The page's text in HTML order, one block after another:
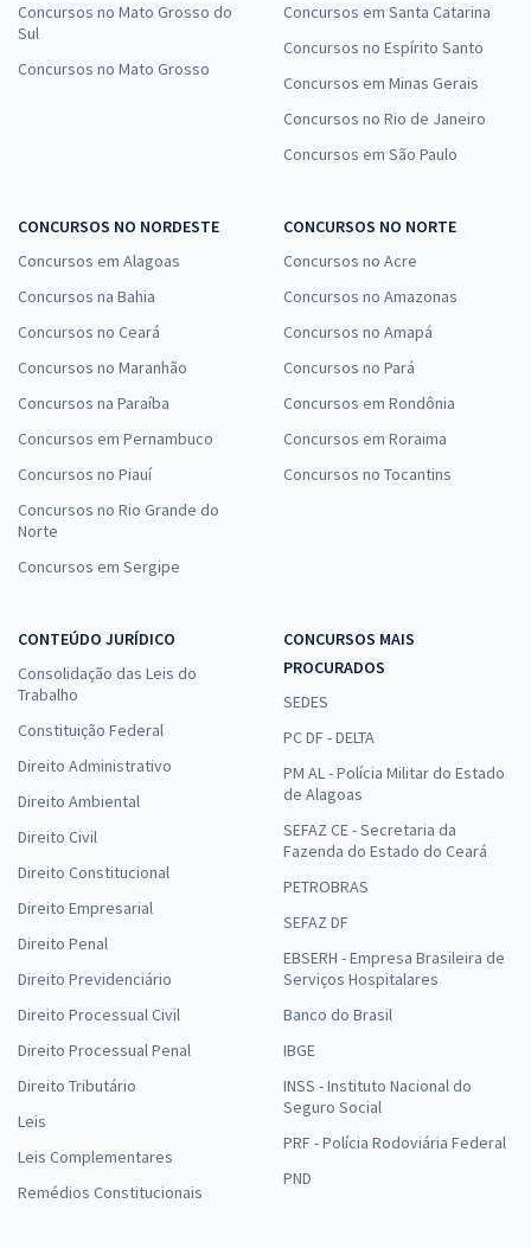
Concursos no Mato Grosso do
Sul
Concursos no Mato Grosso
Concursos em Santa Catarina
Concursos no Espírito Santo
Concursos em Minas Gerais
Concursos no Rio de Janeiro
Concursos em São Paulo
CONCURSOS NO NORDESTE
Concursos em Alagoas
Concursos na Bahia
Concursos no Ceará
Concursos no Maranhão
Concursos na Paraíba
Concursos em Pernambuco
Concursos no Piauí
Concursos no Rio Grande do
Norte
Concursos em Sergipe
CONCURSOS NO NORTE
Concursos no Acre
Concursos no Amazonas
Concursos no Amapá
Concursos no Pará
Concursos em Rondônia
Concursos em Roraima
Concursos no Tocantins
CONTEÚDO JURÍDICO
Consolidação das Leis do
Trabalho
Constituição Federal
Direito Administrativo
Direito Ambiental
Direito Civil
Direito Constitucional
Direito Empresarial
Direito Penal
Direito Previdenciário
Direito Processual Civil
Direito Processual Penal
Direito Tributário
Leis
Leis Complementares
Remédios Constitucionais
CONCURSOS MAIS
PROCURADOS
SEDES
PC DF - DELTA
PM AL - Polícia Militar do Estado
de Alagoas
SEFAZ CE - Secretaria da
Fazenda do Estado do Ceará
PETROBRAS
SEFAZ DF
EBSERH - Empresa Brasileira de
Serviços Hospitalares
Banco do Brasil
IBGE
INSS - Instituto Nacional do
Seguro Social
PRF - Polícia Rodoviária Federal
PND